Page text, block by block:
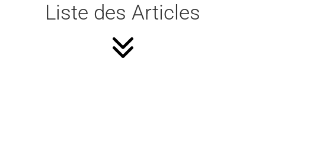
Liste des Articles